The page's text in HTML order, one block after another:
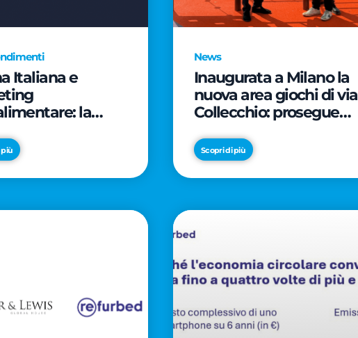
Italiana e
la
per trasformare
in asset
più
News
Inaugurata a Milano la
nuova area giochi di via
Collecchio: prosegue
SmartCityLife per gli
spazi pubblici del
Municipio 8
Scopri di più